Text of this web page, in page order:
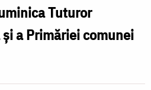
Tuturor
a Primăriei comunei